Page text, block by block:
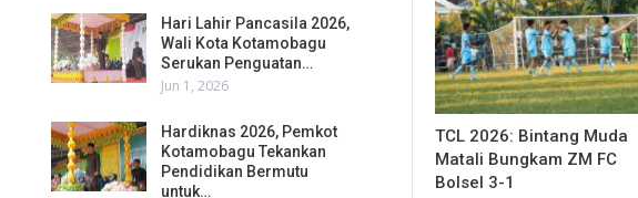
TCL 2026: Bintang Muda
Matali Bungkam ZM FC
Bolsel 3-1
Hari Lahir Pancasila 2026,
Wali Kota Kotamobagu
Serukan Penguatan…
Jun 1, 2026
Hardiknas 2026, Pemkot
Kotamobagu Tekankan
Pendidikan Bermutu
untuk…